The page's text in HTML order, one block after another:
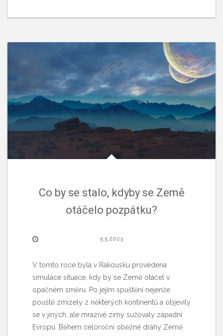
Co by se stalo, kdyby se Země
otáčelo pozpátku?
5.5.2023
V tomto roce byla v Rakousku provedena
simulace situace, kdy by se Země otáčel v
opačném směru. Po jejím spuštění nejenže
pouště zmizely z některých kontinentů a objevily
se v jiných, ale mrazivé zimy sužovaly západní
Evropu. Během celoroční oběžné dráhy Země